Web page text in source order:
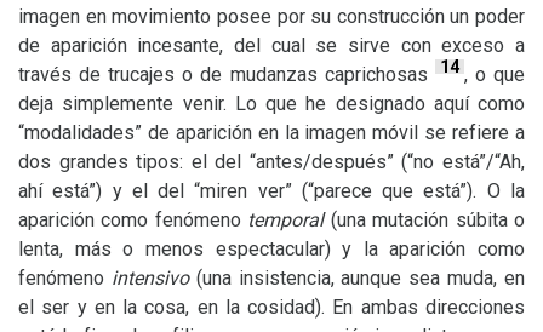
imagen en movimiento posee por su construcción un poder
de aparición incesante, del cual se sirve con exceso a
través de trucajes o de mudanzas caprichosas
14 , o que
deja simplemente venir. Lo que he designado aquí como
“modalidades” de aparición en la imagen móvil se refiere a
dos grandes tipos: el del “antes/después” (“no está”/“Ah,
ahí está”) y el del “miren ver” (“parece que está”). O la
aparición como fenómeno temporal(una mutación súbita o
lenta, más o menos espectacular) y la aparición como
fenómeno intensivo(una insistencia, aunque sea muda, en
el ser y en la cosa, en la cosidad). En ambas direcciones